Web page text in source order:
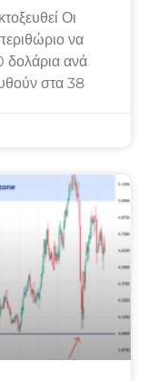
Οι
να
δολάρια ανά
στα 38